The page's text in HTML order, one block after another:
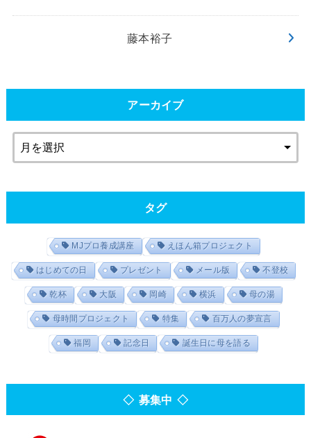
藤本裕子
アーカイブ
タグ
MJプロ養成講座 えほん箱プロジェクト
はじめての日 プレゼント メール版 不登校
乾杯 大阪 岡崎 横浜 母の湯
母時間プロジェクト 特集 百万人の夢宣言
福岡 記念日 誕生日に母を語る
◇ 募集中 ◇